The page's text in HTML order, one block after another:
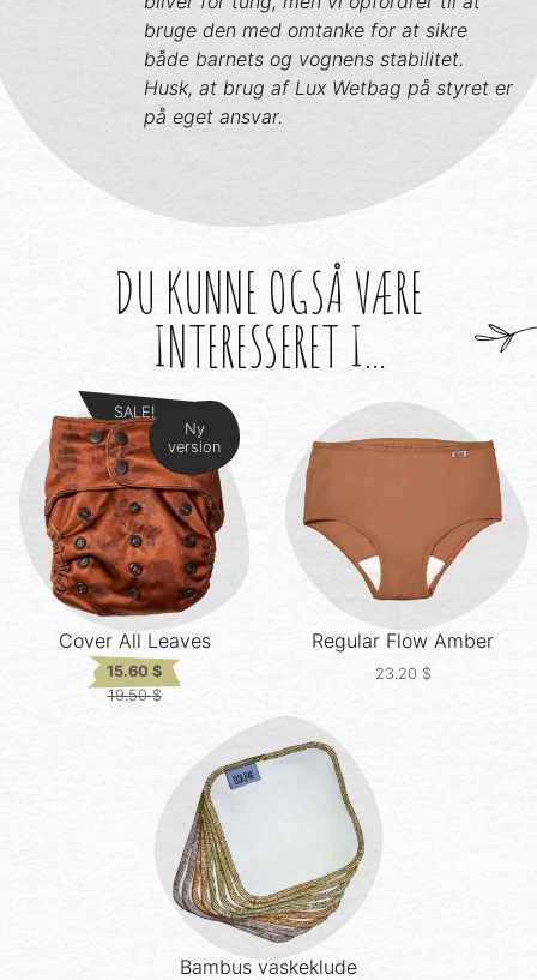
bruge den med omtanke for at sikre
både barnets og vognens stabilitet.
Husk, at brug af Lux Wetbag på styret er
på eget ansvar.
DU KUNNE OGSÅ VÆRE
INTERESSERET I...
SALE!
Cover All Leaves
19.50$
15.60 $
Ny
version
Regular Flow Amber
23.20 $
Bambus vaskeklude